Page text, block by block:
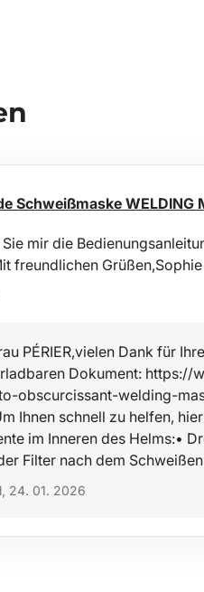
Schweißmaske WELDING
mir die
freundlichen Grüßen,Sophie
PÉRIER,vielen Dank für
Dokument:
obscurcissant-welding-
Ihnen schnell zu helfen,
im Inneren des Helms:•
Filter nach dem
24. 01. 2026